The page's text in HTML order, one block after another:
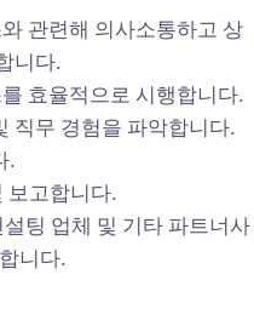
관련해 의사소통하고 상
니다.
효율적으로 시행합니다.
직무 경험을 파악합니다.
.
보고합니다.
팅 업체 및 기타 파트너사
니다.